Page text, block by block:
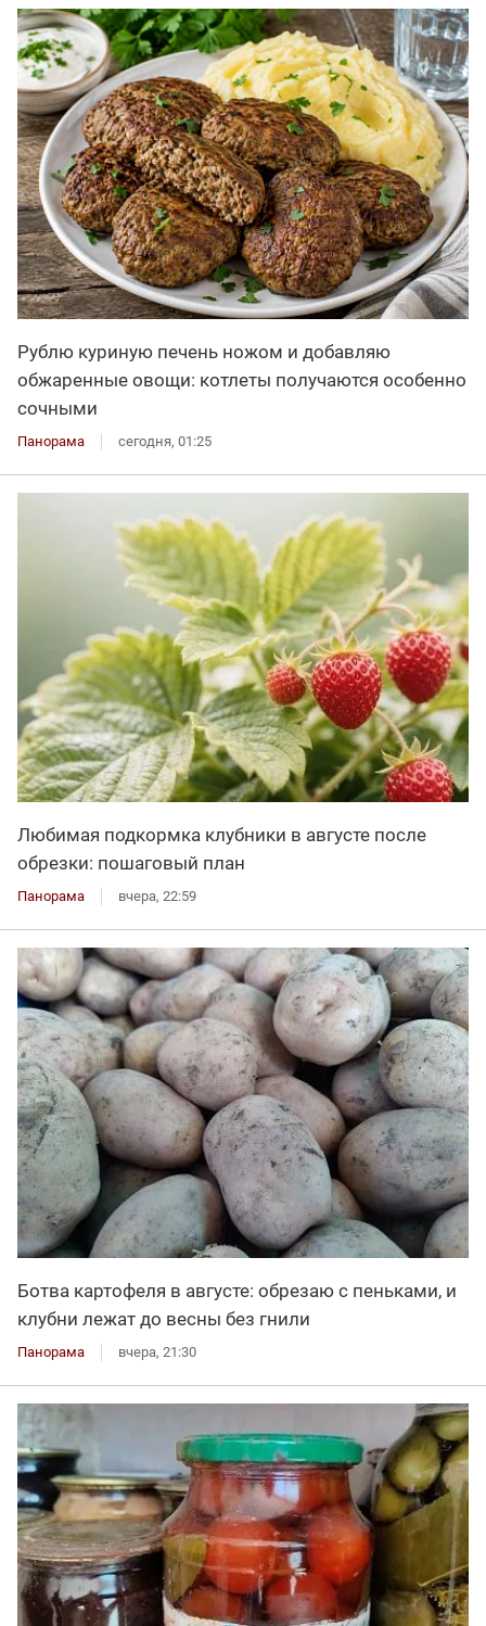
Рублю куриную печень ножом и добавляю
обжаренные овощи: котлеты получаются особенно
сочными
Панорама сегодня, 01:25
Любимая подкормка клубники в августе после
обрезки: пошаговый план
Панорама вчера, 22:59
Ботва картофеля в августе: обрезаю с пеньками, и
клубни лежат до весны без гнили
Панорама вчера, 21:30